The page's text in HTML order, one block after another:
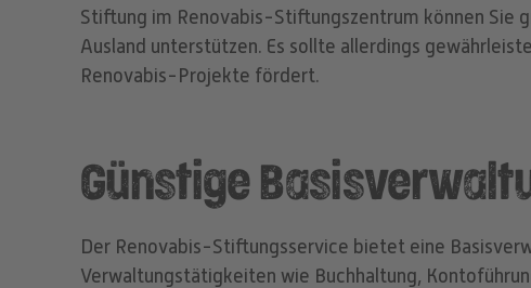
Stiftung im Renovabis-Stiftungszentrum können Sie
Ausland unterstützen. Es sollte allerdings
Renovabis-Projekte fördert.
Günstige
Der Renovabis-Stiftungsservice bietet eine
Verwaltungstätigkeiten wie Buchhaltung,